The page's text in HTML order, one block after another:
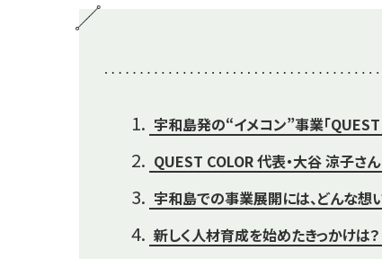
宇和島発の“イメコン”事業「QUEST
QUEST COLOR 代表・大谷 涼子さん
宇和島での事業展開には、どんな想
新しく人材育成を始めたきっかけは？